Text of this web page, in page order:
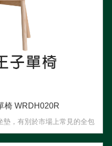
椅 WRDH020R
墊，有別於市場上常見的全包
底座，質感提升